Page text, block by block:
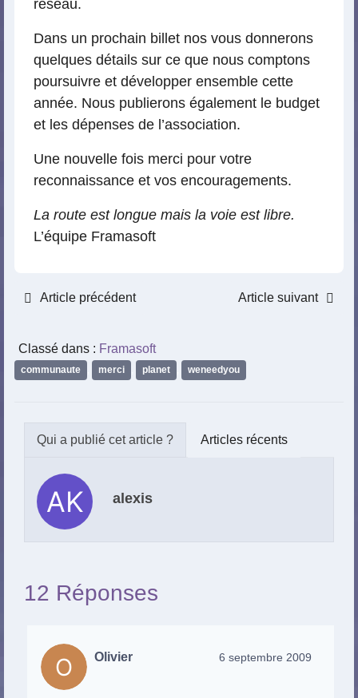
réseau.
Dans un prochain billet nos vous donnerons
quelques détails sur ce que nous comptons
poursuivre et développer ensemble cette
année. Nous publierons également le budget
et les dépenses de l’association.
Une nouvelle fois merci pour votre
reconnaissance et vos encouragements.
La route est longue mais la voie est libre.
L’équipe Framasoft
Article précédent Article suivant
Classé dans : Framasoft
communaute merci planet weneedyou
Articles récents
alexis
12 Réponses
Olivier 6 septembre 2009